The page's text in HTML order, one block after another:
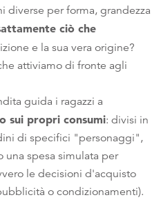
diverse per forma, grandezza
ciò che
e la sua vera origine?
attiviamo di fronte agli
guida i ragazzi a
sui propri consumi: divisi in
di specifici "personaggi",
spesa simulata per
le decisioni d'acquisto
o condizionamenti).